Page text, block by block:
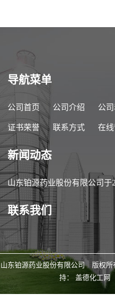
导航菜单
公司首页 公司介绍 公
证书荣誉 联系方式 在
新闻动态
山东铂源药业股份有限公司于
心参加第89届中国医药原料药
（API China）
联系我们
山东铂源药业股份有限公司 版权所
持： 盖德化工网